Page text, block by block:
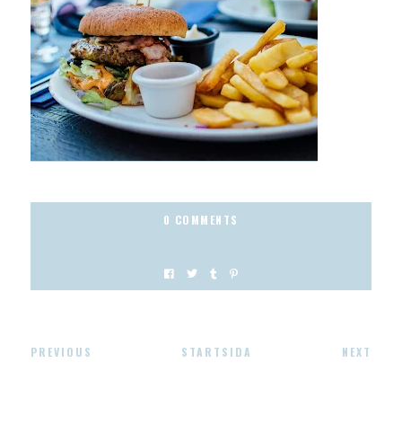
0 COMMENTS
PREVIOUS STARTSIDA NEXT